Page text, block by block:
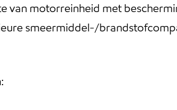
van motorreinheid met
smeermiddel-/